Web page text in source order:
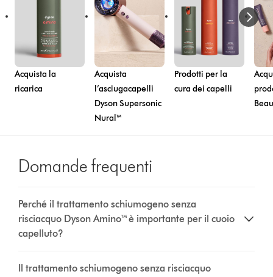
Acquista la
ricarica
Acquista
l’asciugacapelli
Dyson Supersonic
Nural™
Prodotti per la
cura dei capelli
Domande frequenti
Perché il trattamento schiumogeno senza
risciacquo Dyson Amino™ è importante per il cuoio
capelluto?
Il trattamento schiumogeno senza risciacquo